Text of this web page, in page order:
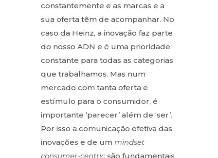
constantemente e as marcas e a
sua oferta têm de acompanhar. No
caso da Heinz, a inovação faz parte
do nosso ADN e é uma prioridade
constante para todas as categorias
que trabalhamos. Mas num
mercado com tanta oferta e
estímulo para o consumidor, é
importante ‘parecer’ além de ‘ser’.
Por isso a comunicação efetiva das
inovações e de um mindset
consumer-centric são fundamentais